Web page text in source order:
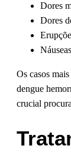
Dores
Dores
Os casos
dengue
crucial